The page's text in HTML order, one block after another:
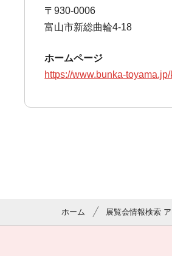
〒930-0006
富山市新総曲輪4-18
ホームページ
https://www.bunka-
ホーム 展覧会情報検索